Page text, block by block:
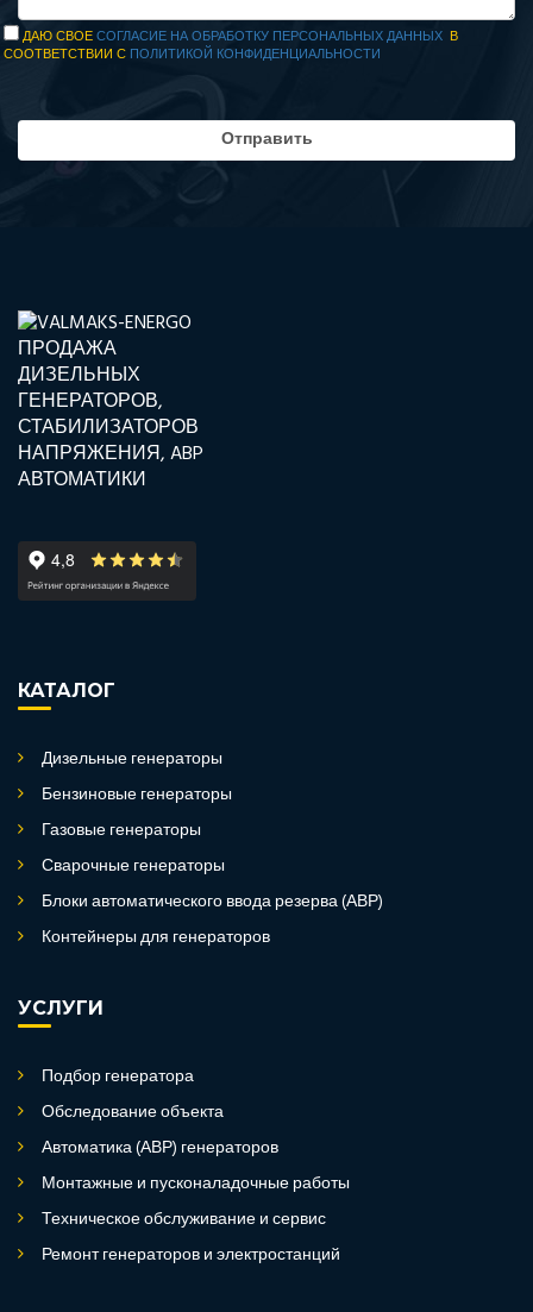
ДАЮ СВОЕСОГЛАСИЕ НА ОБРАБОТКУ ПЕРСОНАЛЬНЫХ ДАННЫХ В
СООТВЕТСТВИИ С ПОЛИТИКОЙ КОНФИДЕНЦИАЛЬНОСТИ
КАТАЛОГ
Дизельные генераторы
Бензиновые генераторы
Газовые генераторы
Сварочные генераторы
Блоки автоматического ввода резерва (АВР)
Контейнеры для генераторов
УСЛУГИ
Подбор генератора
Обследование объекта
Автоматика (АВР) генераторов
Монтажные и пусконаладочные работы
Техническое обслуживание и сервис
Ремонт генераторов и электростанций